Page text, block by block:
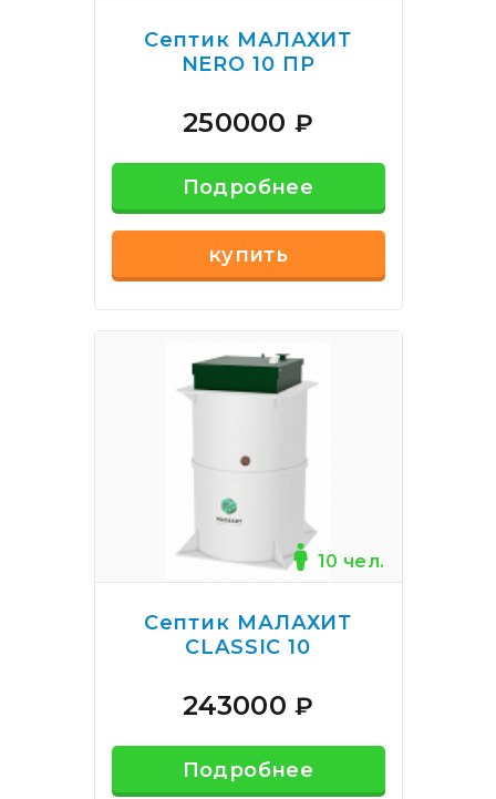
Септик МАЛАХИТ
NERO 10 ПР
250000 ₽
Подробнее
купить
10 чел.
Септик МАЛАХИТ
CLASSIC 10
243000₽
Подробнее